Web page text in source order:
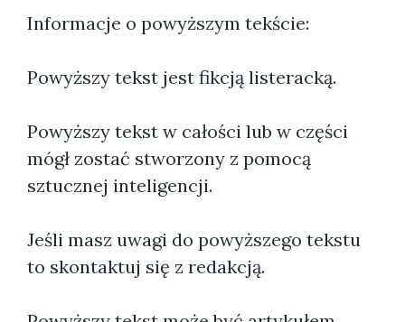
Informacje o powyższym tekście:
Powyższy tekst jest fikcją listeracką.
Powyższy tekst w całości lub w części
mógł zostać stworzony z pomocą
sztucznej inteligencji.
Jeśli masz uwagi do powyższego tekstu
to skontaktuj się z redakcją.